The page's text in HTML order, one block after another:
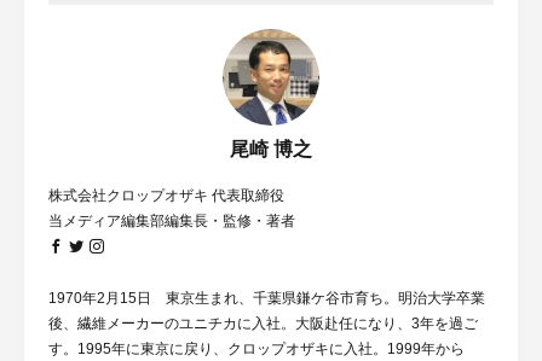
尾崎 博之
株式会社クロップオザキ 代表取締役
当メディア編集部編集長・監修・著者
1970年2月15日 東京生まれ、千葉県鎌ケ谷市育ち。明治大学卒業
後、繊維メーカーのユニチカに入社。大阪赴任になり、3年を過ご
す。1995年に東京に戻り、クロップオザキに入社。1999年から